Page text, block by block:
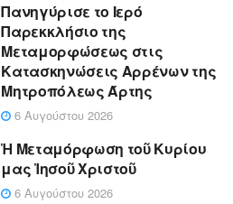
Πανηγύρισε το Ιερό
Παρεκκλήσιο της
Μεταμορφώσεως στις
Κατασκηνώσεις Αρρένων της
Μητροπόλεως Άρτης
6 Αυγούστου 2026
Ἡ Μεταμόρφωση τοῦ Κυρίου
μας Ἰησοῦ Χριστοῦ
6 Αυγούστου 2026